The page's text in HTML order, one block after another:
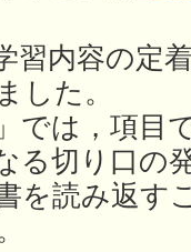
習内容の定
した。
では，項目
る切り口の
を読み返す